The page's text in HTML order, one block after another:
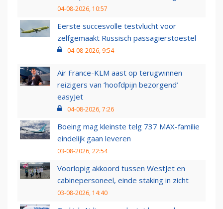
04-08-2026, 10:57
Eerste succesvolle testvlucht voor
zelfgemaakt Russisch passagierstoestel
04-08-2026, 9:54
Air France-KLM aast op terugwinnen
reizigers van ‘hoofdpijn bezorgend’
easyJet
04-08-2026, 7:26
Boeing mag kleinste telg 737 MAX-familie
eindelijk gaan leveren
03-08-2026, 22:54
Voorlopig akkoord tussen WestJet en
cabinepersoneel, einde staking in zicht
03-08-2026, 14:40